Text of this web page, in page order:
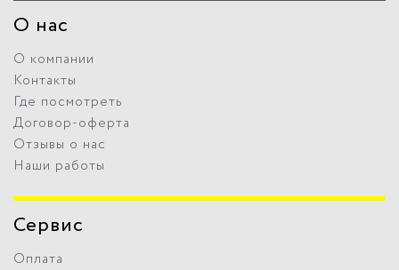
О нас
О компании
Контакты
Где посмотреть
Договор-оферта
Отзывы о нас
Наши работы
Сервис
Оплата